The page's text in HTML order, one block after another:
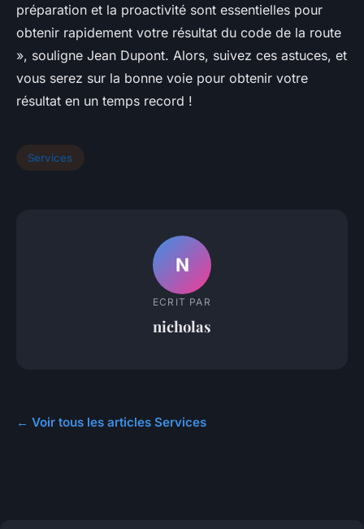
préparation et la proactivité sont essentielles pour
obtenir rapidement votre résultat du code de la route
», souligne Jean Dupont. Alors, suivez ces astuces, et
vous serez sur la bonne voie pour obtenir votre
résultat en un temps record !
Services
N
ECRIT PAR
nicholas
← Voir tous les articles Services